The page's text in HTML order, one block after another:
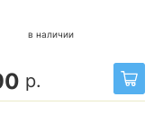
в наличии
р.